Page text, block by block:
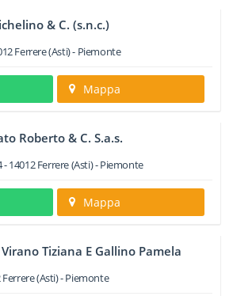
& C. (s.n.c.)
Ferrere(Asti) - Piemonte
Mappa
Roberto & C. S.a.s.
-14012 Ferrere(Asti) -Piemonte
Mappa
Tiziana E Gallino Pamela
Ferrere(Asti) -Piemonte